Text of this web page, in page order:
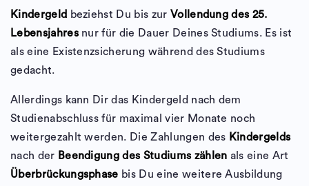
Kindergeld beziehst Du bis zur Vollendung des 25.
Lebensjahresnur für die Dauer Deines Studiums. Es ist
als eine Existenzsicherung während des Studiums
gedacht.
Allerdings kann Dir das Kindergeld nach dem
Studienabschluss für maximal vier Monate noch
weitergezahlt werden. Die Zahlungen des Kindergelds
nach der Beendigung des Studiums zählen als eine Art
Überbrückungsphase bis Du eine weitere Ausbildung